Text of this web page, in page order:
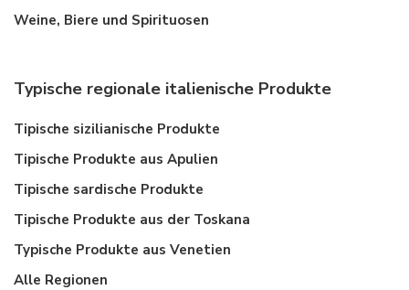
Weine, Biere und Spirituosen
Typische regionale italienische Produkte
Tipische sizilianische Produkte
Tipische Produkte aus Apulien
Tipische sardische Produkte
Tipische Produkte aus der Toskana
Typische Produkte aus Venetien
Alle Regionen